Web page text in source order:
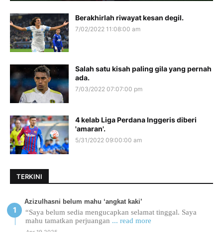
Berakhirlah riwayat kesan degil.
7/02/2022 11:08:00 am
Salah satu kisah paling gila yang pernah
ada.
7/03/2022 07:07:00 pm
4 kelab Liga Perdana Inggeris diberi
'amaran'.
5/31/2022 09:00:00 am
TERKINI
Azizulhasni belum mahu ‘angkat kaki’
“Saya belum sedia mengucapkan selamat tinggal. Saya
mahu tamatkan perjuangan ... read more